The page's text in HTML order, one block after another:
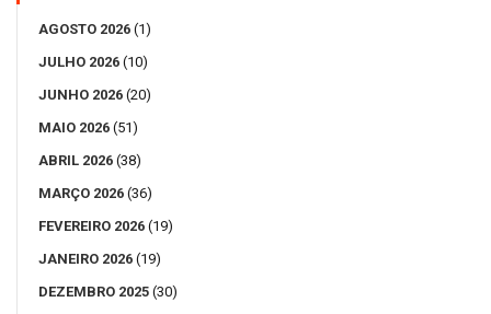
AGOSTO 2026 (1)
JULHO 2026 (10)
JUNHO 2026 (20)
MAIO 2026 (51)
ABRIL 2026 (38)
MARÇO 2026 (36)
FEVEREIRO 2026 (19)
JANEIRO 2026 (19)
DEZEMBRO 2025 (30)